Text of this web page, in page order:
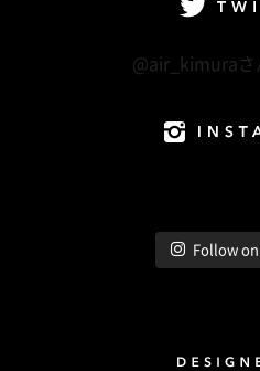
@air_kimuraさ
Follow